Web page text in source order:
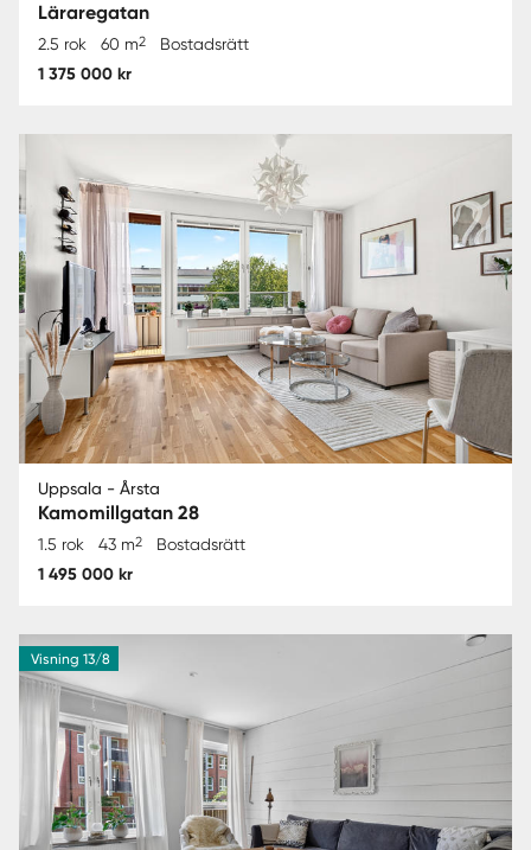
Läraregatan
2.5 rok 60 m2 Bostadsrätt
1 375 000 kr
Uppsala - Årsta
Kamomillgatan 28
1.5 rok 43 m2 Bostadsrätt
1 495 000 kr
Visning 13/8